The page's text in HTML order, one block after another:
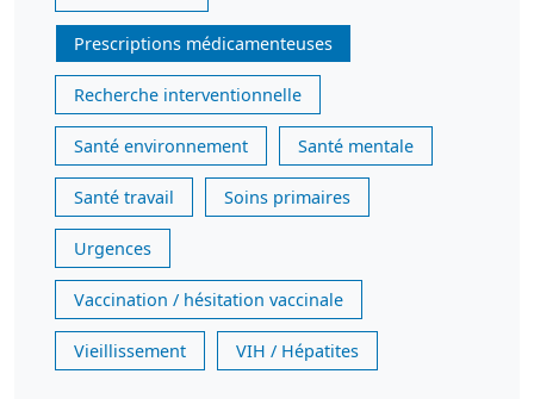
Prescriptions médicamenteuses
Recherche interventionnelle
Santé environnement Santé mentale
Santé travail Soins primaires
Urgences
Vaccination / hésitation vaccinale
Vieillissement VIH / Hépatites